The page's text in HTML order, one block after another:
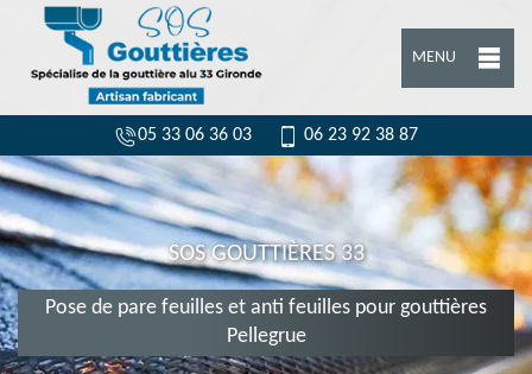
MENU
05 33 06 36 03 06 23 92 38 87
SOS GOUTTIÈRES 33
Pose de pare feuilles et anti feuilles pour gouttières
Pellegrue